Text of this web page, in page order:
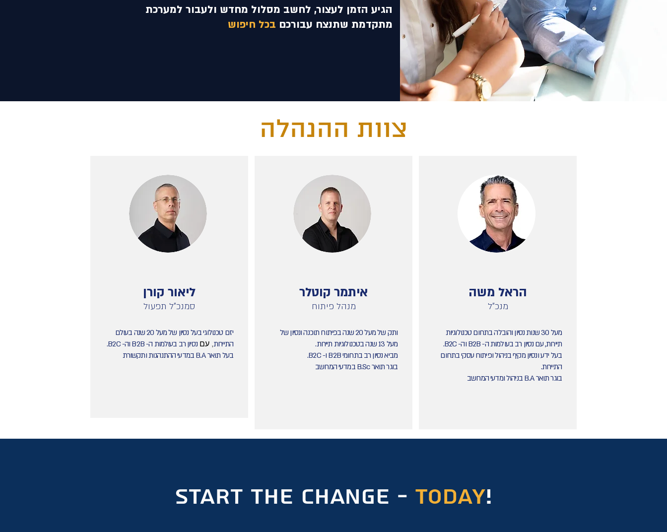
הגיע הזמן לעצור, לחשב מסלול מחדש ולעבור למערכת
מתקדמת שתנצח עבורכם בכל חיפוש
צוות ההנהלה
הראל משה
מנכ"ל
מעל 30 שנות נסיון והובלה בתחום טכנולוגיות
תיירות, עם נסיון רב בעולמות ה- B2B וה- B2C.
בעל ידע ונסיון מקיף בניהול ופיתוח עסקי בתחום
התיירות.
בוגר תואר B.A בניהול ומדעי המחשב
איתמר קוטלר
מנהל פיתוח
ותק של מעל 20 שנה בפיתוח תוכנה ו
נסיון של
מעל 13 שנה בטכנולוגיות
תיירות.
מביא נסיון רב בתחומי B2B ו- B2C.
בוגר תואר B.Sc במדעי המחשב
ליאור קורן
סמנכ"ל תפעול
יזם טכנולוגי בעל נסיון של מעל 20 שנה בעולם
התיירות, עםנסיון רב בעולמות ה- B2B וה- B2C.
בעל תואר B.A במדעי ההתנהגות ותקשורת
Start the change - TODAY!